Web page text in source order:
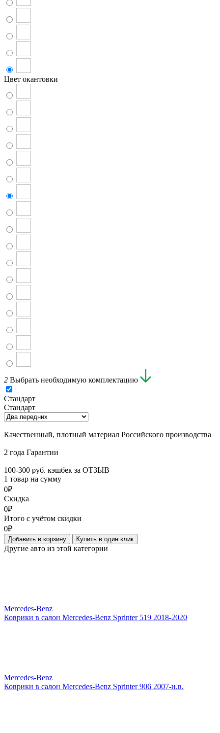
Цвет окантовки
2 Выбрать необходимую комплектацию
Стандарт
Стандарт
Качественный, плотный материал Российского производства
2 года Гарантии
100-300 руб. кэшбек за ОТЗЫВ
1 товар на сумму
0₽
Скидка
0₽
Итого с учётом скидки
0₽
Добавить в корзину Купить в один клик
Другие авто из этой категории
Mercedes-Benz
Коврики в салон Mercedes-Benz Sprinter 519 2018-2020
Mercedes-Benz
Коврики в салон Mercedes-Benz Sprinter 906 2007-н.в.